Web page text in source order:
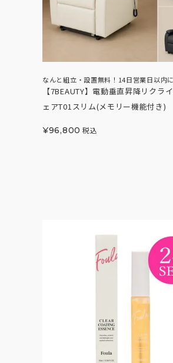
なんと組立・設置無料！14日営業日以内
【7BEAUTY】電動垂直昇降リクラ
ェアT01スリム(メモリー機能付き)
¥96,800 税込